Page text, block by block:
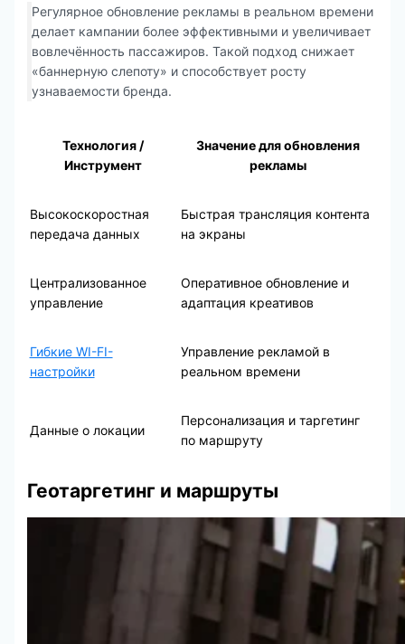
Регулярное обновление рекламы в реальном времени
делает кампании более эффективными и увеличивает
вовлечённость пассажиров. Такой подход снижает
«баннерную слепоту» и способствует росту
узнаваемости бренда.
Технология /
Инструмент
Значение для обновления
рекламы
Высокоскоростная
передача данных
Быстрая трансляция контента
на экраны
Централизованное
управление
Оперативное обновление и
адаптация креативов
Гибкие WI-FI-
настройки
Управление рекламой в
реальном времени
Данные о локации
Персонализация и таргетинг
по маршруту
Геотаргетинг и маршруты